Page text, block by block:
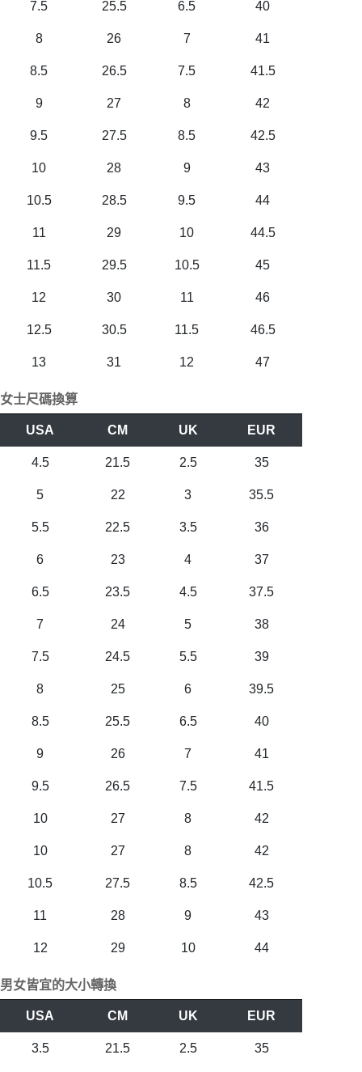
7.5 25.5 6.5 40
8 26 7 41
8.5 26.5 7.5 41.5
9 27 8 42
9.5 27.5 8.5 42.5
10 28 9 43
10.5 28.5 9.5 44
11 29 10 44.5
11.5 29.5 10.5 45
12 30 11 46
12.5 30.5 11.5 46.5
13 31 12 47
女士尺碼換算
USA CM UK EUR
4.5 21.5 2.5 35
5 22 3 35.5
5.5 22.5 3.5 36
6 23 4 37
6.5 23.5 4.5 37.5
7 24 5 38
7.5 24.5 5.5 39
8 25 6 39.5
8.5 25.5 6.5 40
9 26 7 41
9.5 26.5 7.5 41.5
10 27 8 42
10 27 8 42
10.5 27.5 8.5 42.5
11 28 9 43
12 29 10 44
男女皆宜的大小轉換
USA CM UK EUR
3.5 21.5 2.5 35